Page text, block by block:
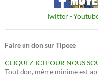
Twitter-
Faire un don sur Tipeee
CLIQUEZ ICI POUR NOUS
Tout don, même minime est